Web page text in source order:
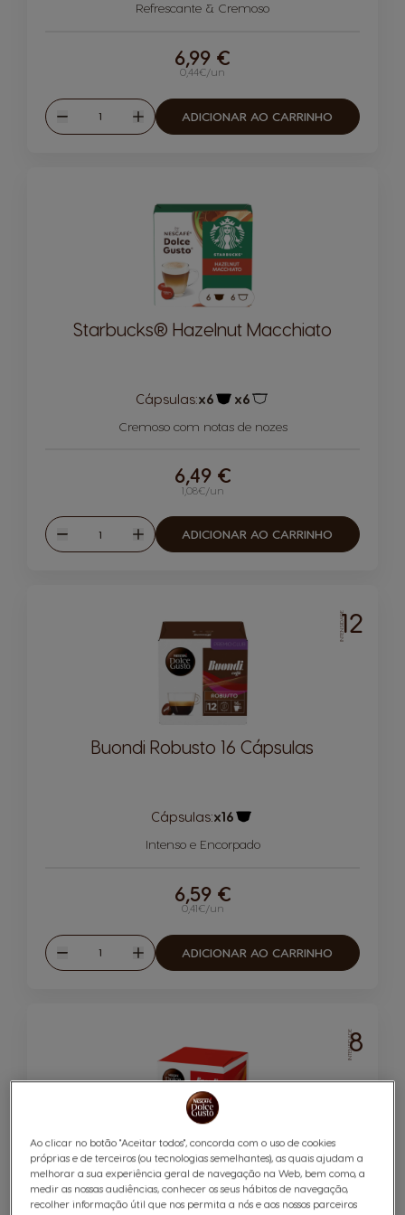
Refrescante & Cremoso
0,44€/un
6,99 €
Reduzir
Quantidade
Aumentar
ADICIONAR AO CARRINHO
Starbucks® Hazelnut Macchiato
Cápsulas:x6 x6
Cremoso com notas de nozes
1,08€/un
6,49 €
Reduzir
Quantidade
Aumentar
ADICIONAR AO CARRINHO
INTENSIDADE12
Buondi Robusto 16 Cápsulas
Cápsulas:x16
Intenso e Encorpado
0,41€/un
6,59 €
Reduzir
Quantidade
Aumentar
ADICIONAR AO CARRINHO
INTENSIDADE8
Café BUONDI® 16 Cápsulas
Ao clicar no botão "Aceitar todos", concorda com o uso de cookies
próprias e de terceiros (ou tecnologias semelhantes), as quais ajudam a
melhorar a sua experiência geral de navegação na Web, bem como, a
medir as nossas audiências, conhecer os seus hábitos de navegação,
recolher informação útil que nos permita a nós e aos nossos parceiros